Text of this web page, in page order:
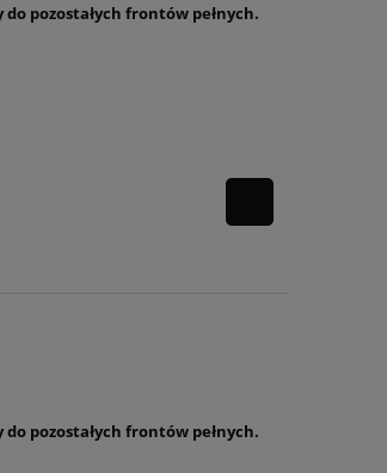
pozostałych frontów pełnych.
pozostałych frontów pełnych.